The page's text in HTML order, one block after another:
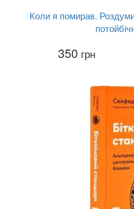
Коли я помирав.
Язык:
350 грн